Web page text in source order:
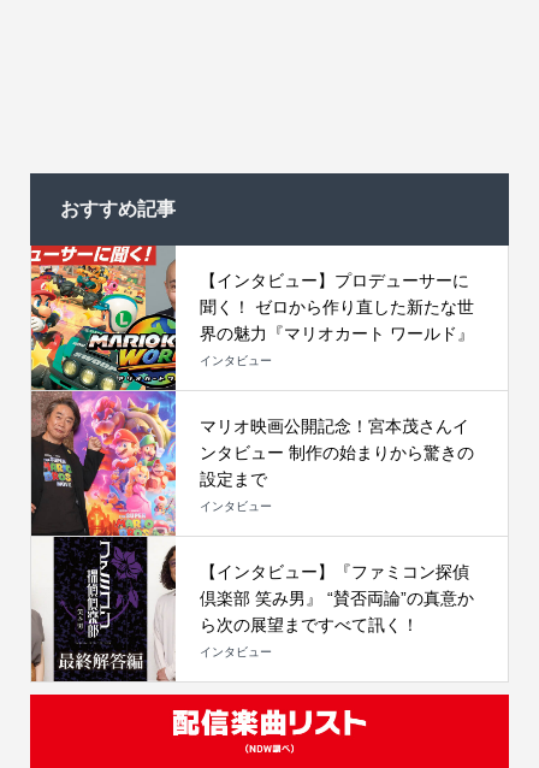
おすすめ記事
【インタビュー】プロデューサーに
聞く！ ゼロから作り直した新たな世
界の魅力『マリオカート ワールド』
インタビュー
マリオ映画公開記念！宮本茂さんイ
ンタビュー 制作の始まりから驚きの
設定まで
インタビュー
【インタビュー】『ファミコン探偵
倶楽部 笑み男』 “賛否両論”の真意か
ら次の展望まですべて訊く！
インタビュー